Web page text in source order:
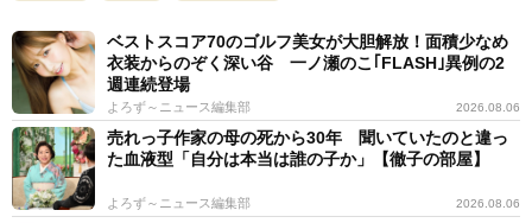
ベストスコア70のゴルフ美女が大胆解放！面積少なめ
衣装からのぞく深い谷 一ノ瀬のこ｢FLASH｣異例の2
週連続登場
よろず～ニュース編集部 2026.08.06
売れっ子作家の母の死から30年 聞いていたのと違っ
た血液型「自分は本当は誰の子か」【徹子の部屋】
よろず～ニュース編集部 2026.08.06